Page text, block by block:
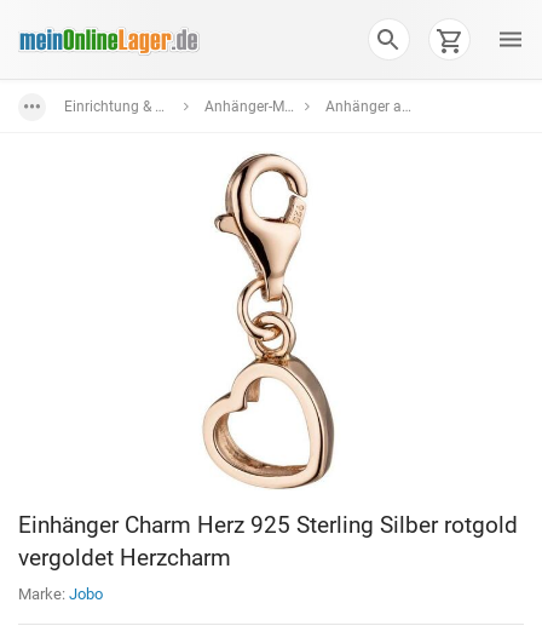
Einrichtung & Wohnaccessoires Anhänger-Medaillons Anhänger aus Silber
Einhänger Charm Herz 925 Sterling Silber rotgold
vergoldet Herzcharm
Marke: Jobo